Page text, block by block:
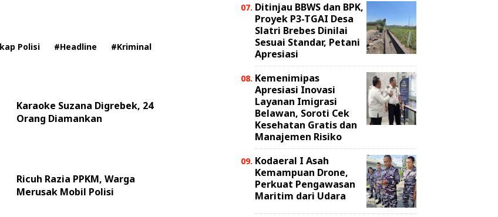
Polisi #Headline #Kriminal
Karaoke Suzana Digrebek, 24
Orang Diamankan
Ricuh Razia PPKM, Warga
Merusak Mobil Polisi
Ditinjau BBWS dan BPK,
Proyek P3-TGAI Desa
Slatri Brebes Dinilai
Sesuai Standar, Petani
Apresiasi
Kemenimipas
Apresiasi Inovasi
Layanan Imigrasi
Belawan, Soroti Cek
Kesehatan Gratis dan
Manajemen Risiko
Kodaeral I Asah
Kemampuan Drone,
Perkuat Pengawasan
Maritim dari Udara